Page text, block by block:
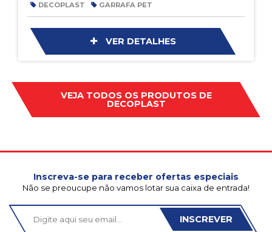
DECOPLAST GARRAFA PET
VER DETALHES
VEJA TODOS OS PRODUTOS DE
DECOPLAST
Inscreva-se para receber ofertas especiais
Não se preoucupe não vamos lotar sua caixa de entrada!
INSCREVER